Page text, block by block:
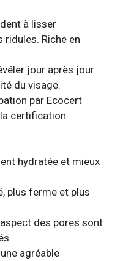
à lisser
Riche en
jour après jour
du visage.
par Ecocert
la certification
hydratée et mieux
plus ferme et plus
des pores sont
agréable